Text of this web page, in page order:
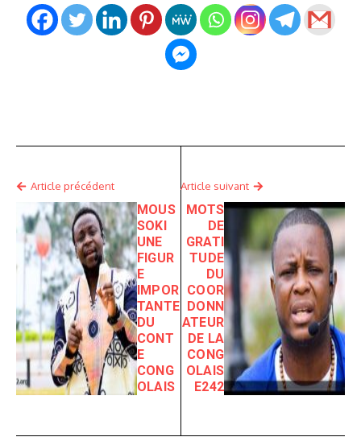
Article précédent
MOUS
SOKI
UNE
FIGUR
E
IMPOR
TANTE
DU
CONT
E
CONG
OLAIS
Article suivant
MOTS
DE
GRATI
TUDE
DU
COOR
DONN
ATEUR
DE LA
CONG
OLAIS
E242